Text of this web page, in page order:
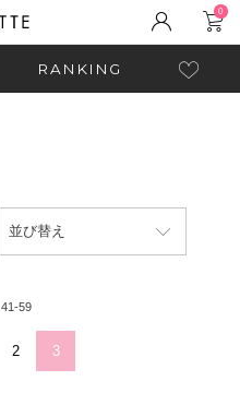
0
RANKING
並び替え
41-59
2 3